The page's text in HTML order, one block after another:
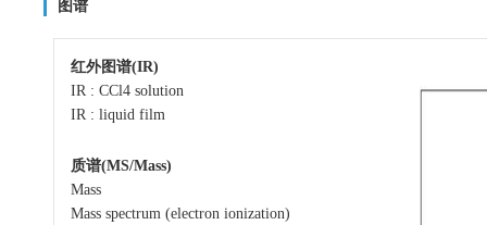
图谱
红外图谱(IR)
IR : CCl4 solution
IR : liquid film
质谱(MS/Mass)
Mass
Mass spectrum (electron ionization)